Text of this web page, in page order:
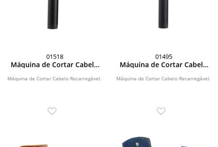
01518
Máquina de Cortar Cabelo
Máquina de Cortar Cabelo Recarregável.
01495
Máquina de Cortar Cabelo
Máquina de Cortar Cabelo Recarregável.